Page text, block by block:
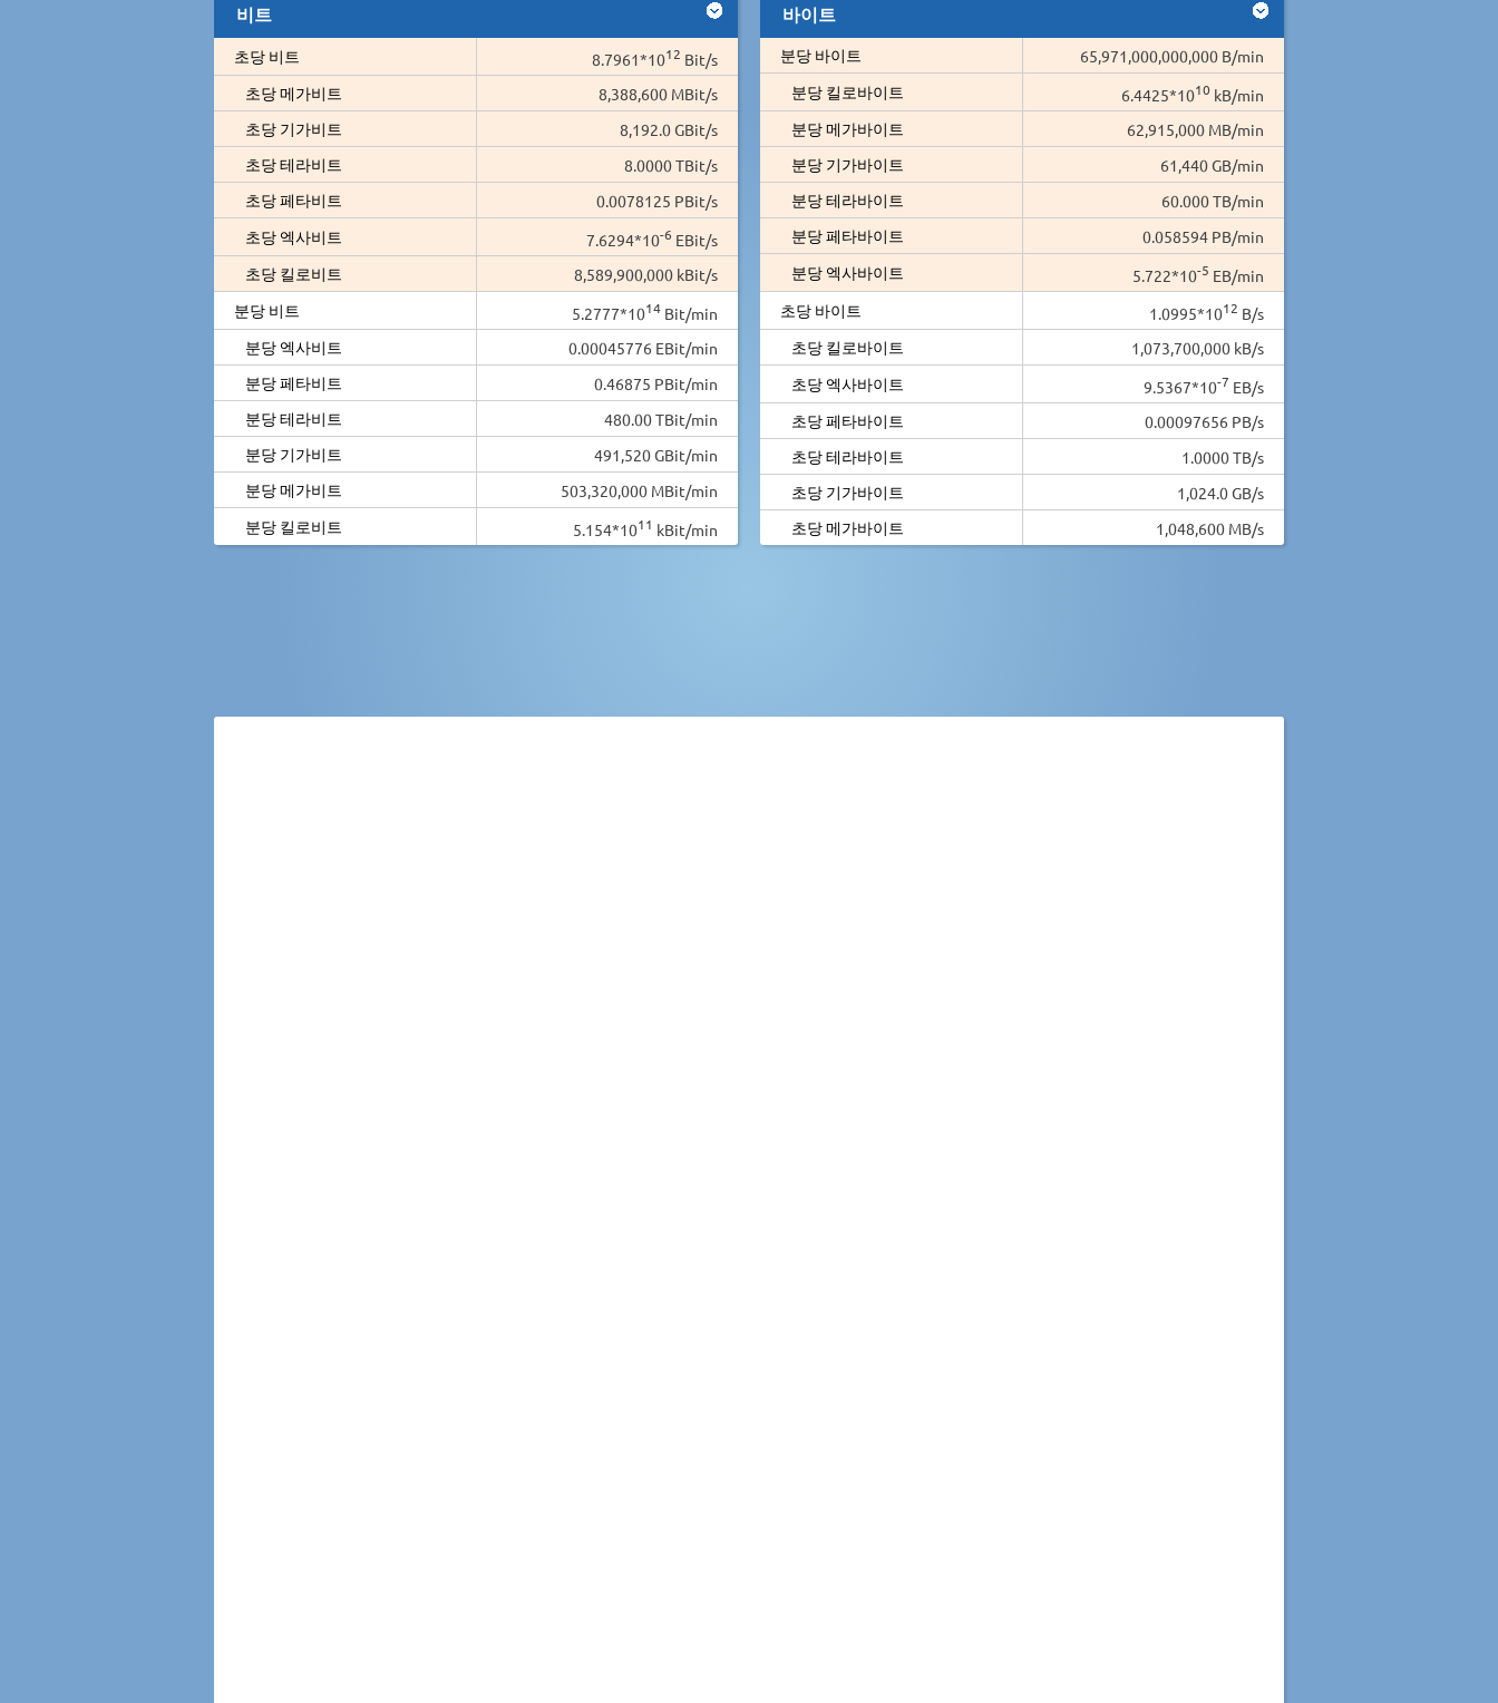
비트
초당 비트 8.7961*1012 Bit/s
초당 메가비트
8,388,600 MBit/s
초당 기가비트
8,192.0 GBit/s
초당 테라비트
8.0000 TBit/s
초당 페타비트
0.0078125 PBit/s
초당 엑사비트
7.6294*10-6 EBit/s
초당 킬로비트
8,589,900,000 kBit/s
분당 비트
5.2777*1014 Bit/min
분당 엑사비트
0.00045776 EBit/min
분당 페타비트
0.46875 PBit/min
분당 테라비트
480.00 TBit/min
분당 기가비트
491,520 GBit/min
분당 메가비트
503,320,000 MBit/min
분당 킬로비트
5.154*1011 kBit/min
바이트
분당 바이트
65,971,000,000,000 B/min
분당 킬로바이트
6.4425*1010 kB/min
분당 메가바이트
62,915,000 MB/min
분당 기가바이트
61,440 GB/min
분당 테라바이트
60.000 TB/min
분당 페타바이트
0.058594 PB/min
분당 엑사바이트
5.722*10-5 EB/min
초당 바이트
1.0995*1012 B/s
초당 킬로바이트
1,073,700,000 kB/s
초당 엑사바이트
9.5367*10-7 EB/s
초당 페타바이트
0.00097656 PB/s
초당 테라바이트
1.0000 TB/s
초당 기가바이트
1,024.0 GB/s
초당 메가바이트
1,048,600 MB/s